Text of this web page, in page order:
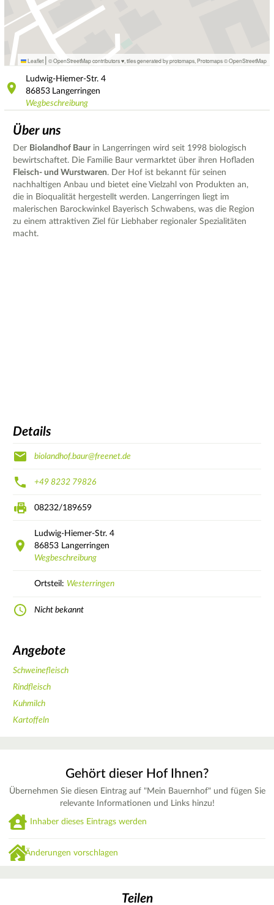
Leaflet | © OpenStreetMap contributors ♥, tiles generated by protomaps Protomaps©OpenStreetMap
Ludwig-Hiemer-Str. 4
86853 Langerringen
Wegbeschreibung
Über uns
Der Biolandhof Baur in Langerringen wird seit 1998 biologisch
bewirtschaftet. Die Familie Baur vermarktet über ihren Hofladen
Fleisch- und Wurstwaren. Der Hof ist bekannt für seinen
nachhaltigen Anbau und bietet eine Vielzahl von Produkten an,
die in Bioqualität hergestellt werden. Langerringen liegt im
malerischen Barockwinkel Bayerisch Schwabens, was die Region
zu einem attraktiven Ziel für Liebhaber regionaler Spezialitäten
macht.
Details
biolandhof.baur@freenet.de
+49 8232 79826
08232/189659
Ludwig-Hiemer-Str. 4
86853 Langerringen
Wegbeschreibung
Ortsteil: Westerringen
Nicht bekannt
Angebote
Schweinefleisch
Rindfleisch
Kuhmilch
Kartoffeln
Gehört dieser Hof Ihnen?
Übernehmen Sie diesen Eintrag auf "Mein Bauernhof" und fügen Sie
relevante Informationen und Links hinzu!
Inhaber dieses Eintrags werden
Änderungen vorschlagen
Teilen